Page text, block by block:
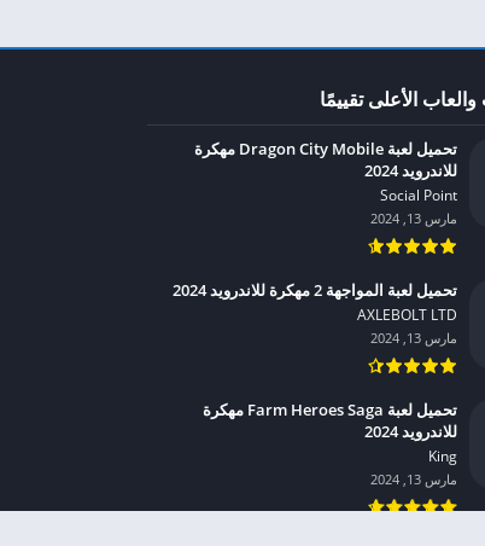
الأعلى تقييمًا
تحميل لعبة Dragon City Mobile مهكرة
للاندرويد 2024
Social Point‏
مارس 13, 2024
تحميل لعبة المواجهة 2 مهكرة للاندرويد 2024
AXLEBOLT LTD‏
مارس 13, 2024
تحميل لعبة Farm Heroes Saga مهكرة
للاندرويد 2024
King‏
مارس 13, 2024